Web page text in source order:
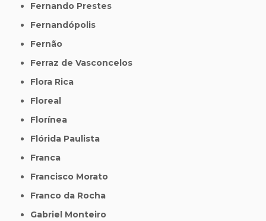
Fernando Prestes
Fernandópolis
Fernão
Ferraz de Vasconcelos
Flora Rica
Floreal
Florínea
Flórida Paulista
Franca
Francisco Morato
Franco da Rocha
Gabriel Monteiro